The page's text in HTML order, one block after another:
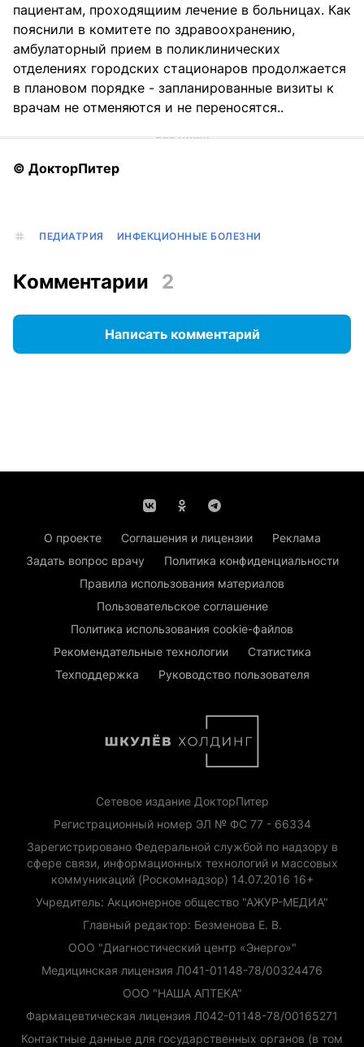
пациентам, проходящиим лечение в больницах. Как
пояснили в комитете по здравоохранению,
амбулаторный прием в поликлинических
отделениях городских стационаров продолжается
в плановом порядке - запланированные визиты к
врачам не отменяются и не переносятся..
© ДокторПитер
ПЕДИАТРИЯ ИНФЕКЦИОННЫЕ БОЛЕЗНИ
Комментарии 2
Написать комментарий
О проекте Соглашения и лицензии
Реклама
Задать вопрос врачу
Политика конфиденциальности
Правила использования материалов
Пользовательское соглашение
Политика использования cookie-файлов
Рекомендательные технологии
Статистика
Техподдержка
Руководство пользователя
Сетевое издание ДокторПитер
Регистрационный номер ЭЛ № ФС 77 - 66334
Зарегистрировано Федеральной службой по надзору в
сфере связи, информационных технологий и массовых
коммуникаций (Роскомнадзор) 14.07.2016 16+
Учредитель: Акционерное общество "АЖУР-МЕДИА"
Главный редактор: Безменова Е. В.
ООО "Диагностический центр «Энерго»"
Медицинская лицензия Л041-01148-78/00324476
ООО "НАША АПТЕКА"
Фармацевтическая лицензия Л042-01148-78/00165271
Контактные данные для государственных органов (в том